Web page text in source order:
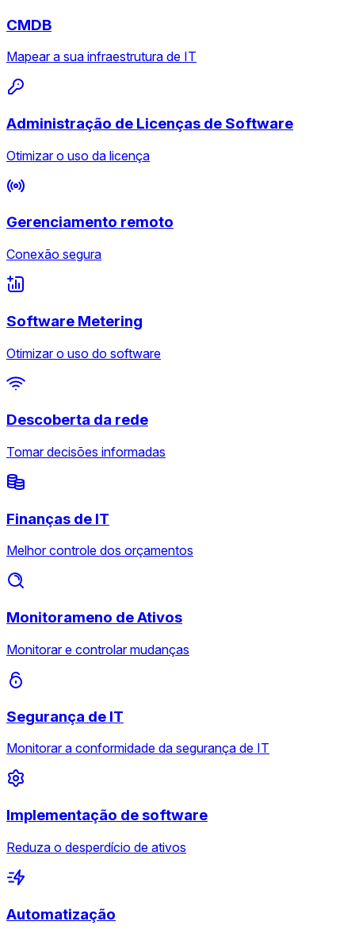
CMDB
Mapear a sua infraestrutura de IT
Administração de Licenças de Software
Otimizar o uso da licença
Gerenciamento remoto
Conexão segura
Software Metering
Otimizar o uso do software
Descoberta da rede
Tomar decisões informadas
Finanças de IT
Melhor controle dos orçamentos
Monitorameno de Ativos
Monitorar e controlar mudanças
Segurança de IT
Monitorar a conformidade da segurança de IT
Implementação de software
Reduza o desperdício de ativos
Automatização